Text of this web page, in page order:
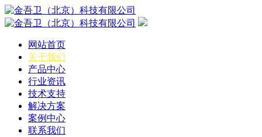
网站首页
关于我们
产品中心
行业资讯
技术支持
解决方案
案例中心
联系我们